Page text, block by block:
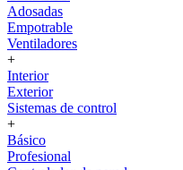
Adosadas
Empotrable
Ventiladores
+
Interior
Exterior
Sistemas de control
+
Básico
Profesional